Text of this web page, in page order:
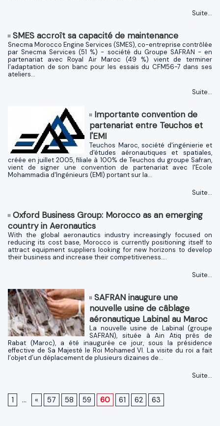
Suite...
SMES accroît sa capacité de maintenance
Snecma Morocco Engine Services (SMES), co-entreprise contrôlée
par Snecma Services (51 %) - société du Groupe SAFRAN - en
partenariat avec Royal Air Maroc (49 %) vient de terminer
l'adaptation de son banc pour les essais du CFM56-7 dans ses
ateliers...
Suite...
Importante convention de
partenariat entre Teuchos et
l'EMI
Teuchos Maroc, société d'ingénierie et
d'études aéronautiques et spatiales,
créée en juillet 2005, filiale à 100% de Teuchos du groupe Safran,
vient de signer une convention de partenariat avec l'Ecole
Mohammadia d'Ingénieurs (EMI) portant sur la...
Suite...
Oxford Business Group: Morocco as an emerging
country in Aeronautics
With the global aeronautics industry increasingly focused on
reducing its cost base, Morocco is currently positioning itself to
attract equipment suppliers looking for new horizons to develop
their business and increase their competitiveness....
Suite...
SAFRAN inaugure une
nouvelle usine de câblage
aéronautique Labinal au Maroc
La nouvelle usine de Labinal (groupe
SAFRAN), située à Ain Atiq près de
Rabat (Maroc), a été inaugurée ce jour, sous la présidence
effective de Sa Majesté le Roi Mohamed VI. La visite du roi a fait
l’objet d’un déplacement de plusieurs dizaines de...
Suite...
1 ... « 57 58 59 60 61 62 63